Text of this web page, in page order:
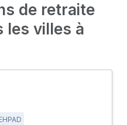
de retraite
les villes à